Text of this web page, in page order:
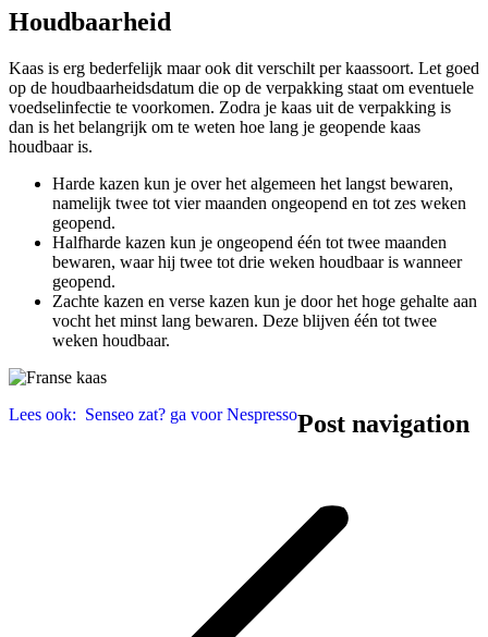
Houdbaarheid
Kaas is erg bederfelijk maar ook dit verschilt per kaassoort. Let goed
op de houdbaarheidsdatum die op de verpakking staat om eventuele
voedselinfectie te voorkomen. Zodra je kaas uit de verpakking is
dan is het belangrijk om te weten hoe lang je geopende kaas
houdbaar is.
Harde kazen kun je over het algemeen het langst bewaren,
namelijk twee tot vier maanden ongeopend en tot zes weken
geopend.
Halfharde kazen kun je ongeopend één tot twee maanden
bewaren, waar hij twee tot drie weken houdbaar is wanneer
geopend.
Zachte kazen en verse kazen kun je door het hoge gehalte aan
vocht het minst lang bewaren. Deze blijven één tot twee
weken houdbaar.
Lees ook: Senseo zat? ga voor NespressoPost navigation